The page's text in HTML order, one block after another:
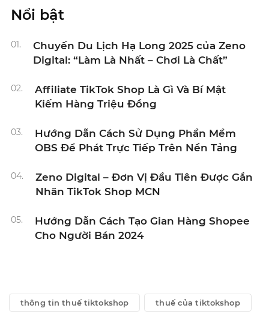
Nổi bật
01.
Chuyến Du Lịch Hạ Long 2025 của Zeno
Digital: “Làm Là Nhất – Chơi Là Chất”
02.
Affiliate TikTok Shop Là Gì Và Bí Mật
Kiếm Hàng Triệu Đồng
03.
Hướng Dẫn Cách Sử Dụng Phần Mềm
OBS Để Phát Trực Tiếp Trên Nền Tảng
04.
Zeno Digital – Đơn Vị Đầu Tiên Được Gắn
Nhãn TikTok Shop MCN
05.
Hướng Dẫn Cách Tạo Gian Hàng Shopee
Cho Người Bán 2024
thông tin thuế tiktokshop thuế của tiktokshop